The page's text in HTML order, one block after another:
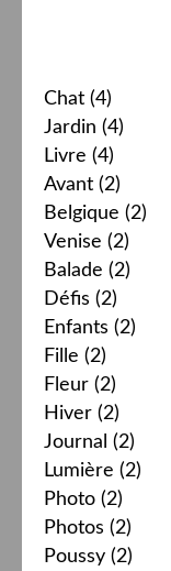
Chat (4)
Jardin (4)
Livre (4)
Avant (2)
Belgique (2)
Venise (2)
Balade (2)
Défis (2)
Enfants (2)
Fille (2)
Fleur (2)
Hiver (2)
Journal (2)
Lumière (2)
Photo (2)
Photos (2)
Poussy (2)